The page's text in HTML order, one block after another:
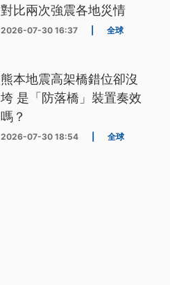
對比兩次強震各地災情
2026-07-30 16:37 全球
熊本地震高架橋錯位卻沒
垮 是「防落橋」裝置奏效
嗎？
2026-07-30 18:54 全球